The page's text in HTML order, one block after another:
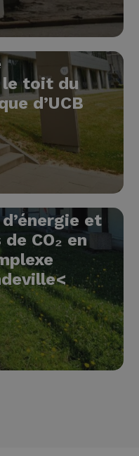
le toit du
d’UCB
et
CO₂ en